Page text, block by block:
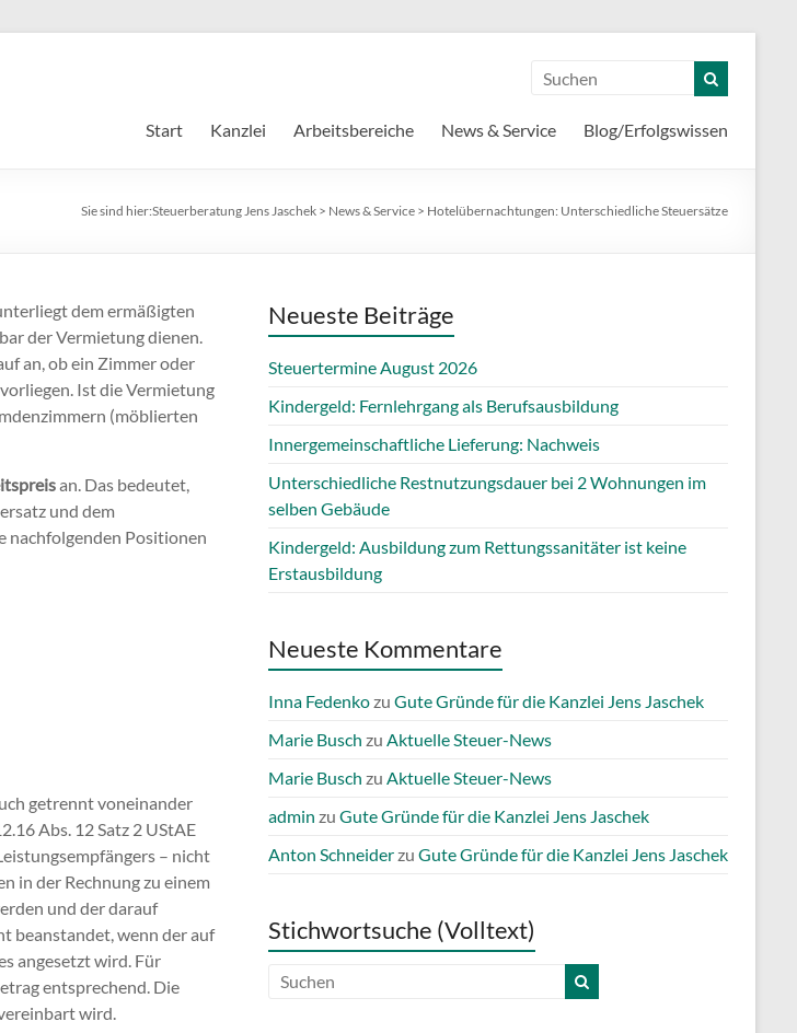
Start Kanzlei Arbeitsbereiche News & Service Blog/Erfolgswissen
Sie sind hier:Steuerberatung Jens Jaschek > News & Service > Hotelübernachtungen: Unterschiedliche Steuersätze
dem ermäßigten
der Vermietung dienen.
an, ob ein Zimmer oder
Ist die Vermietung
(möblierten
an. Das bedeutet,
und dem
nachfolgenden Positionen
getrennt voneinander
Abs. 12 Satz 2 UStAE
– nicht
in der Rechnung zu einem
und der darauf
beanstandet, wenn der auf
angesetzt wird. Für
entsprechend. Die
wird.
Neueste Beiträge
Steuertermine August 2026
Kindergeld: Fernlehrgang als Berufsausbildung
Innergemeinschaftliche Lieferung: Nachweis
Unterschiedliche Restnutzungsdauer bei 2 Wohnungen im
selben Gebäude
Kindergeld: Ausbildung zum Rettungssanitäter ist keine
Erstausbildung
Neueste Kommentare
Inna Fedenkozu Gute Gründe für die Kanzlei Jens Jaschek
Marie Busch zu Aktuelle Steuer-News
Marie Busch zu Aktuelle Steuer-News
admin zu Gute Gründe für die Kanzlei Jens Jaschek
Anton Schneiderzu Gute Gründe für die Kanzlei Jens Jaschek
Stichwortsuche (Volltext)